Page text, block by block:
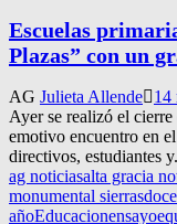
Escuelas
Plazas” con un
AG Julieta Allende 14
Ayer se realizó el
emotivo encuentro en
directivos, estudiantes
ag noticiasalta gracia
monumental sierras
añoEducacionensayo